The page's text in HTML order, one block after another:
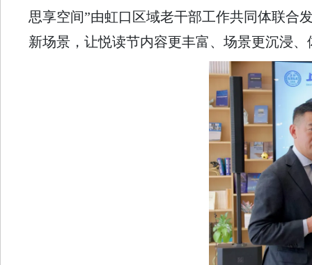
思享空间”由虹口区域老干部工作共同体联合
新场景，让悦读节内容更丰富、场景更沉浸、